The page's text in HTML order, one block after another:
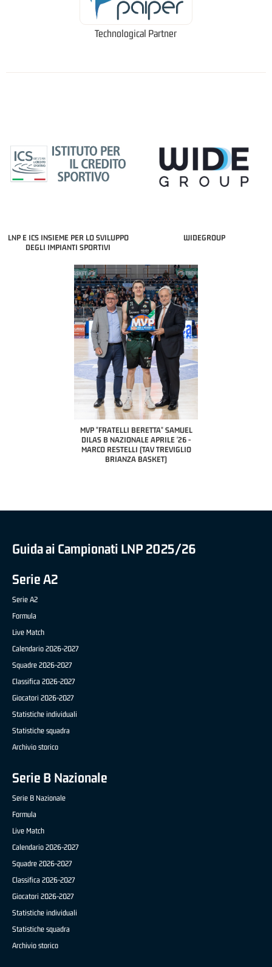
Technological Partner
LNP E ICS INSIEME PER LO SVILUPPO
DEGLI IMPIANTI SPORTIVI
WIDEGROUP
MVP "FRATELLI BERETTA" SAMUEL
DILAS B NAZIONALE APRILE '26 -
MARCO RESTELLI (TAV TREVIGLIO
BRIANZA BASKET)
Guida ai Campionati LNP 2025/26
Serie A2
Serie A2
Formula
Live Match
Calendario 2026-2027
Squadre 2026-2027
Classifica 2026-2027
Giocatori 2026-2027
Statistiche individuali
Statistiche squadra
Archivio storico
Serie B Nazionale
Serie B Nazionale
Formula
Live Match
Calendario 2026-2027
Squadre 2026-2027
Classifica 2026-2027
Giocatori 2026-2027
Statistiche individuali
Statistiche squadra
Archivio storico